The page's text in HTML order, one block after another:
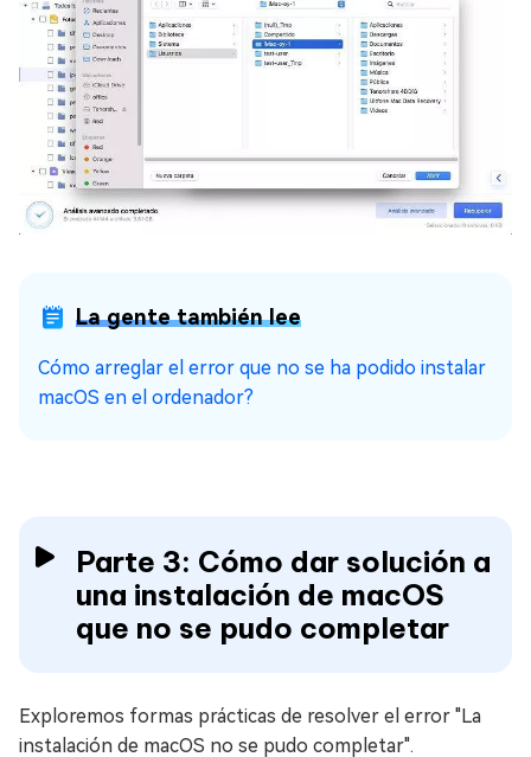
La gente también lee
Cómo arreglar el error que no se ha podido instalar
macOS en el ordenador?
Parte 3: Cómo dar solución a
una instalación de macOS
que no se pudo completar
Exploremos formas prácticas de resolver el error "La
instalación de macOS no se pudo completar".